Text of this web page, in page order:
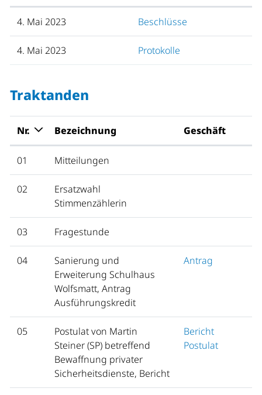
4. Mai 2023 Beschlüsse
4. Mai 2023 Protokolle
Traktanden
Nr. Bezeichnung Geschäft
01 Mitteilungen
02
Ersatzwahl
Stimmenzählerin
03 Fragestunde
04
Sanierung und
Erweiterung Schulhaus
Wolfsmatt, Antrag
Ausführungskredit
Antrag
05
Postulat von Martin
Steiner (SP) betreffend
Bewaffnung privater
Sicherheitsdienste, Bericht
Bericht
Postulat